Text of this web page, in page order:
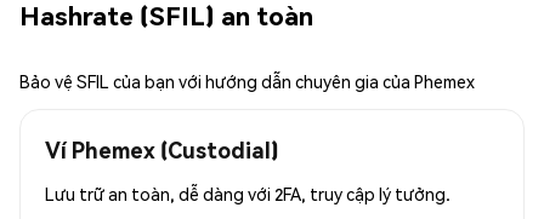
Hashrate (SFIL) an toàn
Bảo vệ SFIL của bạn với hướng dẫn chuyên gia của Phemex
Ví Phemex (Custodial)
Lưu trữ an toàn, dễ dàng với 2FA, truy cập lý tưởng.